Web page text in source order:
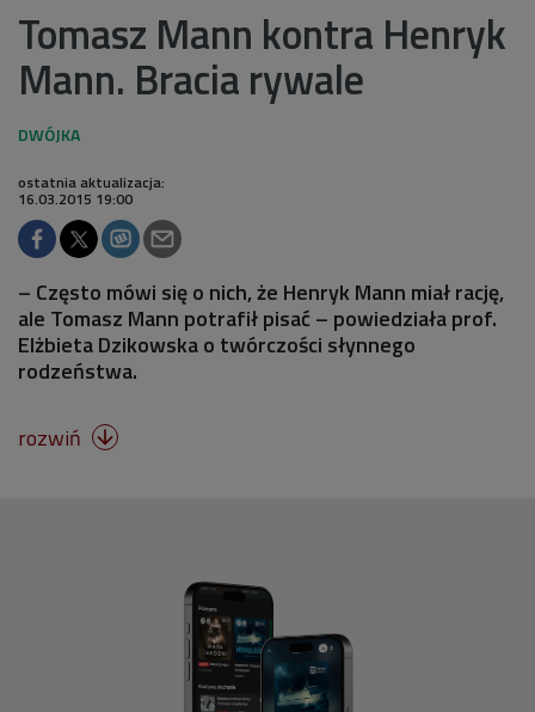
Tomasz Mann kontra Henryk
Mann. Bracia rywale
ostatnia aktualizacja:
16.03.2015 19:00
– Często mówi się o nich, że Henryk Mann miał rację,
ale Tomasz Mann potrafił pisać – powiedziała prof.
Elżbieta Dzikowska o twórczości słynnego
rodzeństwa.
rozwiń 